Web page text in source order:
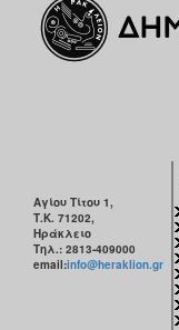
Αγίου Τίτου 1,
Τ.Κ. 71202,
Ηράκλειο
Τηλ.: 2813-409000
email:info@heraklion.gr